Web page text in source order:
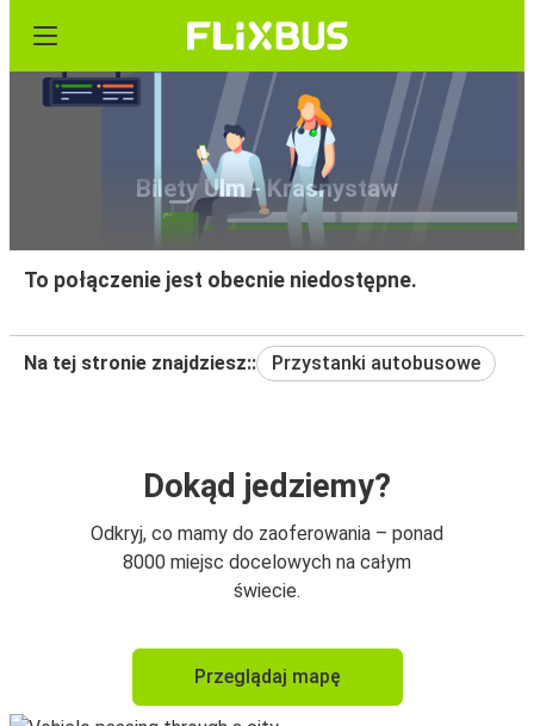
Bilety Ulm - Krasnystaw
To połączenie jest obecnie niedostępne.
Na tej stronie znajdziesz:: Przystanki autobusowe
Dokąd jedziemy?
Odkryj, co mamy do zaoferowania – ponad
8000 miejsc docelowych na całym
świecie.
Przeglądaj mapę